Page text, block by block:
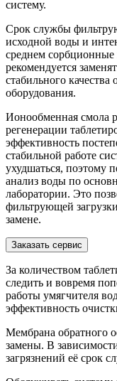
систему.
Срок службы
исходной воды и
среднем
рекомендуется
стабильного
оборудования.
Ионообменная смола
регенерации
эффективность
стабильной работе
ухудшаться, поэтому
анализ воды по
лаборатории. Это
фильтрующей
замене.
Заказать сервис
За количеством
следить и вовремя
работы умягчителя
эффективность
Мембрана обратного
замены. В
загрязнений её срок